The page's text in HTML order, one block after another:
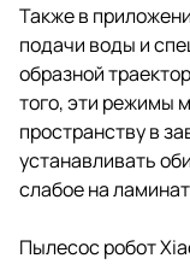
Также в
подачи воды и
образной
того, эти режимы
пространству в
устанавливать
слабое на
Пылесос робот